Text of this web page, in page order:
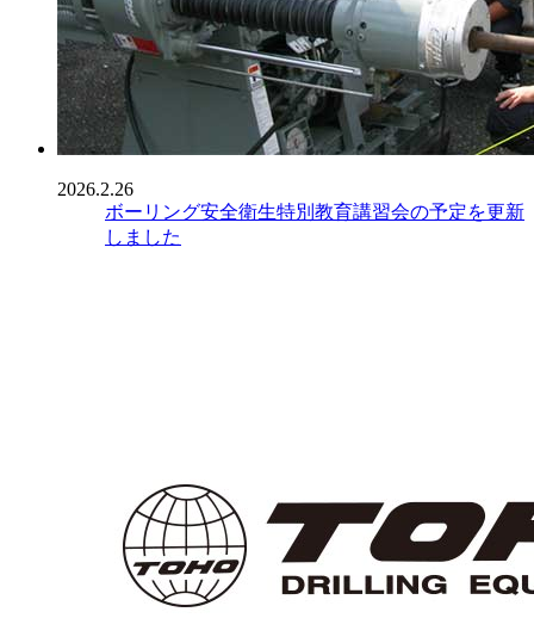
2026.2.26
ボーリング安全衛生特別教育講習会の予定を更新
しました